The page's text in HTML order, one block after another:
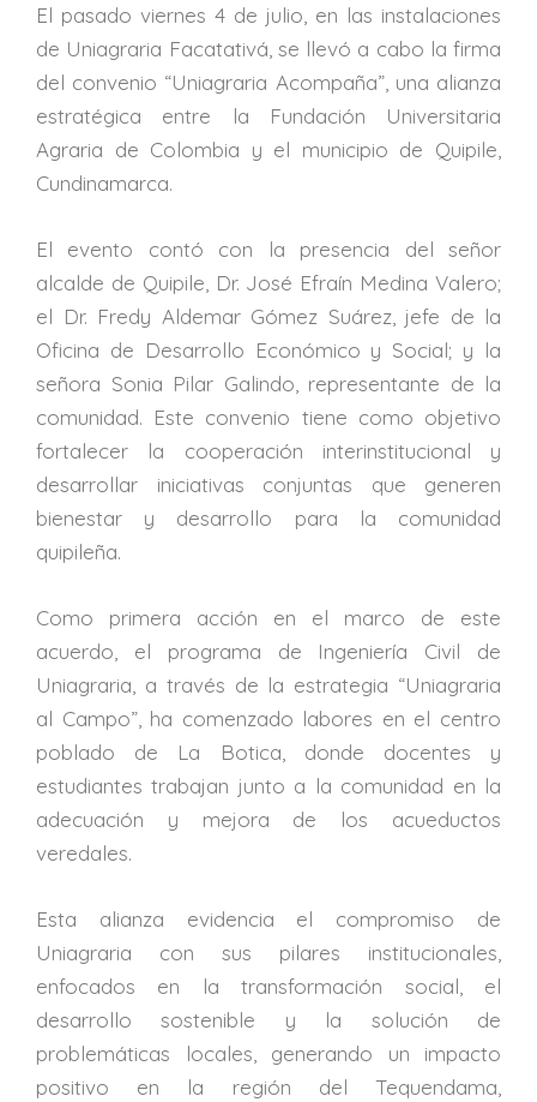
El pasado viernes 4 de julio, en las instalaciones
de Uniagraria Facatativá, se llevó a cabo la firma
del convenio “Uniagraria Acompaña”, una alianza
estratégica entre la Fundación Universitaria
Agraria de Colombia y el municipio de Quipile,
Cundinamarca.
El evento contó con la presencia del señor
alcalde de Quipile, Dr. José Efraín Medina Valero;
el Dr. Fredy Aldemar Gómez Suárez, jefe de la
Oficina de Desarrollo Económico y Social; y la
señora Sonia Pilar Galindo, representante de la
comunidad. Este convenio tiene como objetivo
fortalecer la cooperación interinstitucional y
desarrollar iniciativas conjuntas que generen
bienestar y desarrollo para la comunidad
quipileña.
Como primera acción en el marco de este
acuerdo, el programa de Ingeniería Civil de
Uniagraria, a través de la estrategia “Uniagraria
al Campo”, ha comenzado labores en el centro
poblado de La Botica, donde docentes y
estudiantes trabajan junto a la comunidad en la
adecuación y mejora de los acueductos
veredales.
Esta alianza evidencia el compromiso de
Uniagraria con sus pilares institucionales,
enfocados en la transformación social, el
desarrollo sostenible y la solución de
problemáticas locales, generando un impacto
positivo en la región del Tequendama,